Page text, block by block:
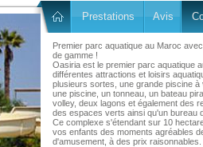
Prestations Avis
Premier parc aquatique au Maroc
de gamme !
Oasiria est le premier parc aquatique
différentes attractions et loisirs
plusieurs sortes, une grande piscine à
une piscine, un tonneau, un bateau
volley, deux lagons et également des
des espaces verts ainsi qu'un bureau
Ce complexe s'étendant sur 10
vos enfants des moments agréables
d'amusement, à des prix raisonnables.